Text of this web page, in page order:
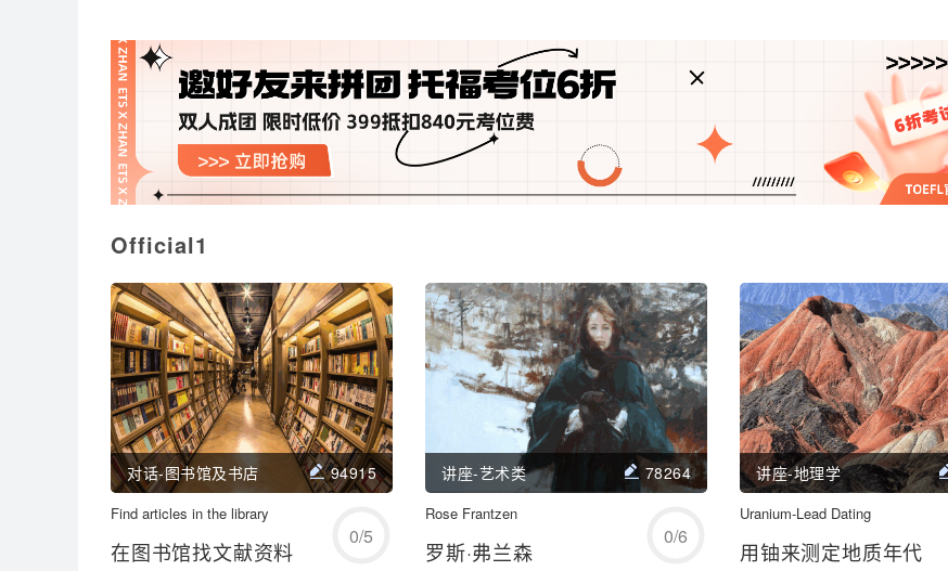
Official1
对话-图书馆及书店 94915
开始练习
Find articles in the library
在图书馆找文献资料
0/5
讲座-艺术类 78264
Rose Frantzen
罗斯·弗兰森
0/6
讲座-地理学
开始练习
Uranium-Lead Dating
用铀来测定地质年代